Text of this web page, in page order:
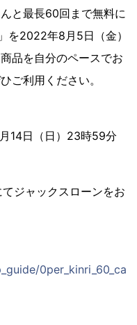
と最長60回まで無料に
を2022年8月5日（金）
品を自分のペースでお
ご利用ください。
14日（日）23時59分
ジャックスローンをお
0per_kinri_60_ca